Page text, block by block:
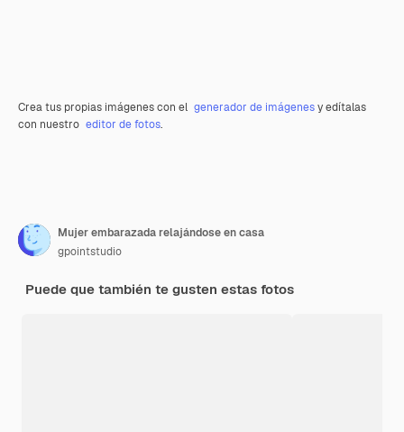
Crea tus propias imágenes con el generador de imágenesy edítalas
con nuestro editor de fotos.
Mujer embarazada relajándose en casa
gpointstudio
Puede que también te gusten estas fotos